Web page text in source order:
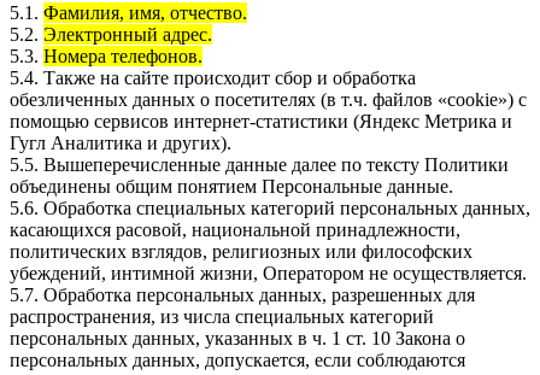
5.1. Фамилия, имя, отчество.
5.2. Электронный адрес.
5.3. Номера телефонов.
5.4. Также на сайте происходит сбор и обработка
обезличенных данных о посетителях (в т.ч. файлов «cookie») с
помощью сервисов интернет-статистики (Яндекс Метрика и
Гугл Аналитика и других).
5.5. Вышеперечисленные данные далее по тексту Политики
объединены общим понятием Персональные данные.
5.6. Обработка специальных категорий персональных данных,
касающихся расовой, национальной принадлежности,
политических взглядов, религиозных или философских
убеждений, интимной жизни, Оператором не осуществляется.
5.7. Обработка персональных данных, разрешенных для
распространения, из числа специальных категорий
персональных данных, указанных в ч. 1 ст. 10 Закона о
персональных данных, допускается, если соблюдаются